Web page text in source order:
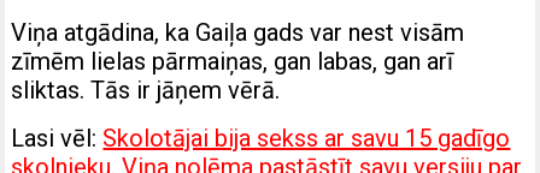
Viņa atgādina, ka Gaiļa gads var nest visām
zīmēm lielas pārmaiņas, gan labas, gan arī
sliktas. Tās ir jāņem vērā.
Lasi vēl: Skolotājai bija sekss ar savu 15 gadīgo
skolnieku. Viņa nolēma pastāstīt savu versiju par